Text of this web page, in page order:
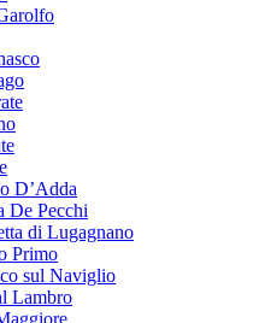
D’Adda
De Pecchi
di Lugagnano
Primo
sul Naviglio
Lambro